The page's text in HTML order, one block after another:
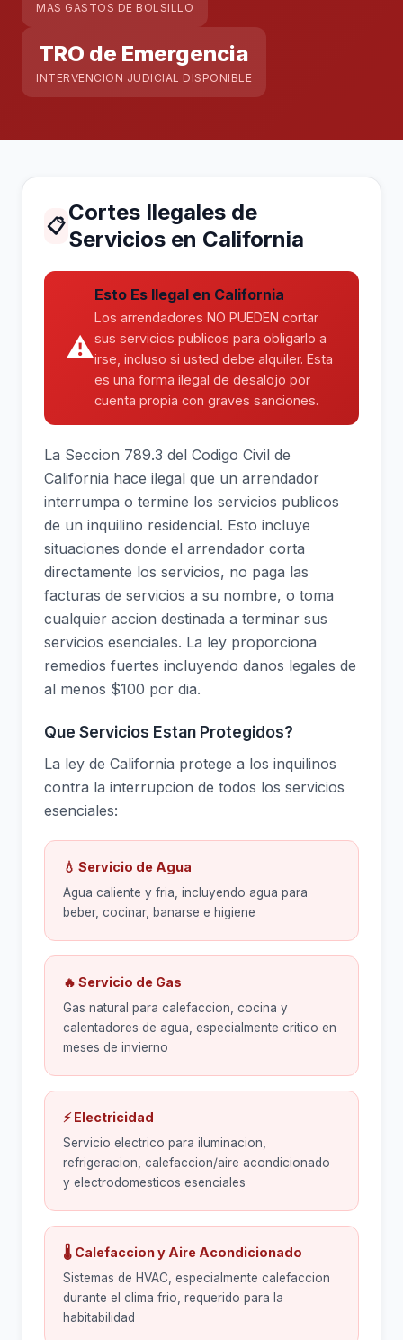
MAS GASTOS DE BOLSILLO
TRO de Emergencia
INTERVENCION JUDICIAL DISPONIBLE
📋
Cortes Ilegales de
Servicios en California
⚠
Esto Es Ilegal en California
Los arrendadores NO PUEDEN cortar
sus servicios publicos para obligarlo a
irse, incluso si usted debe alquiler. Esta
es una forma ilegal de desalojo por
cuenta propia con graves sanciones.
La Seccion 789.3 del Codigo Civil de
California hace ilegal que un arrendador
interrumpa o termine los servicios publicos
de un inquilino residencial. Esto incluye
situaciones donde el arrendador corta
directamente los servicios, no paga las
facturas de servicios a su nombre, o toma
cualquier accion destinada a terminar sus
servicios esenciales. La ley proporciona
remedios fuertes incluyendo danos legales de
al menos $100 por dia.
Que Servicios Estan Protegidos?
La ley de California protege a los inquilinos
contra la interrupcion de todos los servicios
esenciales:
💧 Servicio de Agua
Agua caliente y fria, incluyendo agua para
beber, cocinar, banarse e higiene
🔥 Servicio de Gas
Gas natural para calefaccion, cocina y
calentadores de agua, especialmente critico en
meses de invierno
⚡ Electricidad
Servicio electrico para iluminacion,
refrigeracion, calefaccion/aire acondicionado
y electrodomesticos esenciales
🌡 Calefaccion y Aire Acondicionado
Sistemas de HVAC, especialmente calefaccion
durante el clima frio, requerido para la
habitabilidad